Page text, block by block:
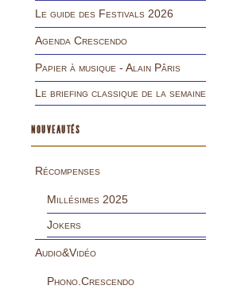
Le guide des Festivals 2026
Agenda Crescendo
Papier à musique - Alain Pâris
Le briefing classique de la semaine
NOUVEAUTÉS
Récompenses
Millésimes 2025
Jokers
Audio&Vidéo
Phono.Crescendo